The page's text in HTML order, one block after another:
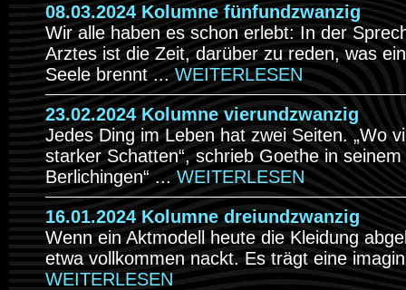
08.03.2024 Kolumne fünfundzwanzig
Wir alle haben es schon erlebt: In der
Arztes ist die Zeit, darüber zu reden, was
Seele brennt ...WEITERLESEN
23.02.2024 Kolumne vierundzwanzig
Jedes Ding im Leben hat zwei Seiten. „Wo
starker Schatten“, schrieb Goethe in seinem
Berlichingen“ ...WEITERLESEN
16.01.2024 Kolumne dreiundzwanzig
Wenn ein Aktmodell heute die Kleidung
etwa vollkommen nackt. Es trägt eine
WEITERLESEN